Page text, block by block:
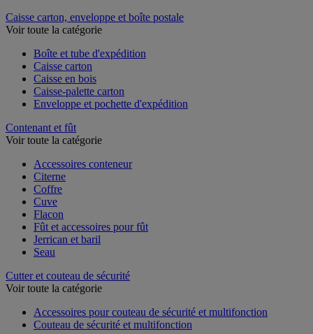
Caisse carton, enveloppe et boîte postale
Voir toute la catégorie
Boîte et tube d'expédition
Caisse carton
Caisse en bois
Caisse-palette carton
Enveloppe et pochette d'expédition
Contenant et fût
Voir toute la catégorie
Accessoires conteneur
Citerne
Coffre
Cuve
Flacon
Fût et accessoires pour fût
Jerrican et baril
Seau
Cutter et couteau de sécurité
Voir toute la catégorie
Accessoires pour couteau de sécurité et multifonction
Couteau de sécurité et multifonction